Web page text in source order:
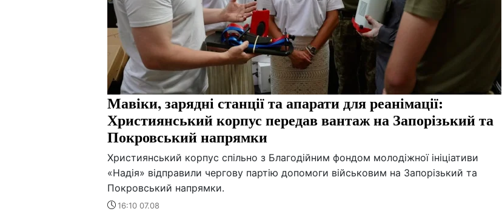
Мавіки, зарядні станції та апарати для реанімації:
Християнський корпус передав вантаж на Запорізький та
Покровський напрямки
Християнський корпус спільно з Благодійним фондом молодіжної ініціативи
«Надія» відправили чергову партію допомоги військовим на Запорізький та
Покровський напрямки.
16:10 07.08